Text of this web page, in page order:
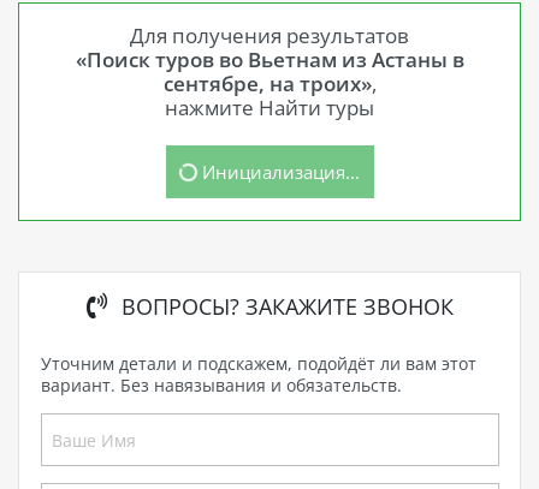
Для получения результатов
«Поиск туров во Вьетнам из Астаны в
сентябре, на троих»,
нажмите Найти туры
Инициализация...
ВОПРОСЫ? ЗАКАЖИТЕ ЗВОНОК
Уточним детали и подскажем, подойдёт ли вам этот
вариант. Без навязывания и обязательств.